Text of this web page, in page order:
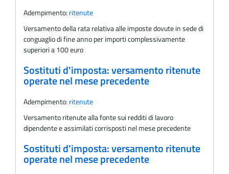
Adempimento: ritenute
Versamento della rata relativa alle imposte dovute in sede di
conguaglio di fine anno per importi complessivamente
superiori a 100 euro
Sostituti d'imposta: versamento ritenute
operate nel mese precedente
Adempimento: ritenute
Versamento ritenute alla fonte sui redditi di lavoro
dipendente e assimilati corrisposti nel mese precedente
Sostituti d'imposta: versamento ritenute
operate nel mese precedente